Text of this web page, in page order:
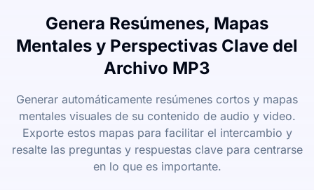
Genera Resúmenes, Mapas
Mentales y Perspectivas Clave del
Archivo MP3
Generar automáticamente resúmenes cortos y mapas
mentales visuales de su contenido de audio y video.
Exporte estos mapas para facilitar el intercambio y
resalte las preguntas y respuestas clave para centrarse
en lo que es importante.